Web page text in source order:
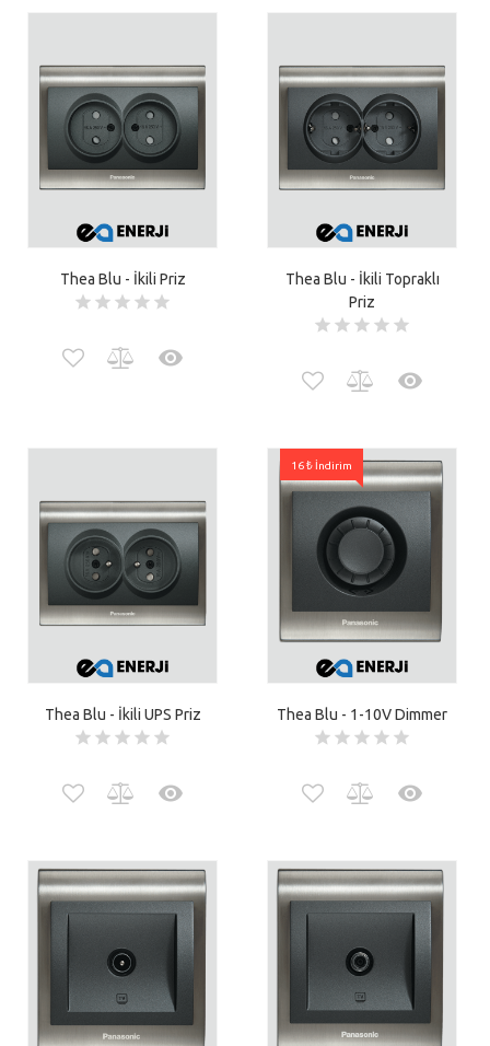
Thea Blu - İkili Priz
Thea Blu - İkili Topraklı
Priz
Thea Blu - İkili UPS Priz
16 ₺ İndirim
Thea Blu - 1-10V Dimmer